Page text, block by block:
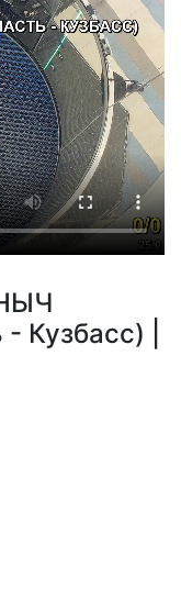
Кузбасс) |